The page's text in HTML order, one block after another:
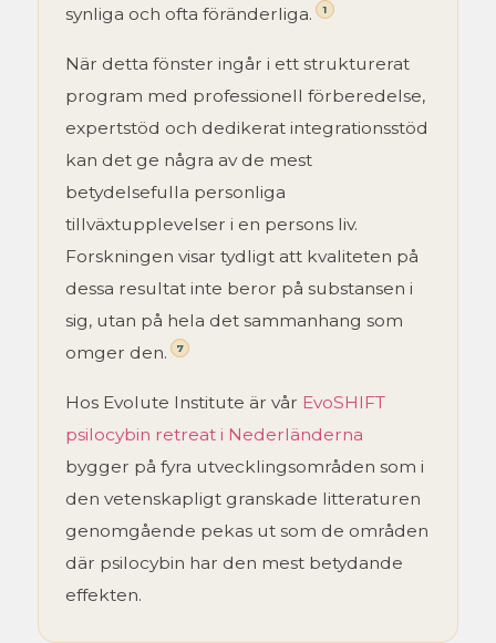
synliga och ofta föränderliga.
1
När detta fönster ingår i ett strukturerat
program med professionell förberedelse,
expertstöd och dedikerat integrationsstöd
kan det ge några av de mest
betydelsefulla personliga
tillväxtupplevelser i en persons liv.
Forskningen visar tydligt att kvaliteten på
dessa resultat inte beror på substansen i
sig, utan på hela det sammanhang som
omger den.
7
Hos Evolute Institute är vår EvoSHIFT
psilocybin retreat i Nederländerna
bygger på fyra utvecklingsområden som i
den vetenskapligt granskade litteraturen
genomgående pekas ut som de områden
där psilocybin har den mest betydande
effekten.